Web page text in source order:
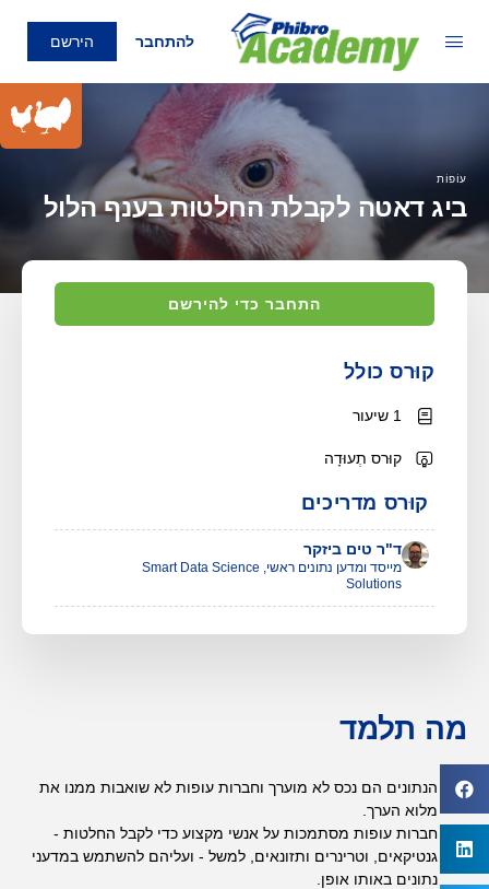
להתחבר הירשם
עוֹפוֹת
ביג דאטה לקבלת החלטות בענף הלול
מה תלמד
הנתונים הם נכס לא מוערך וחברות עופות לא שואבות ממנו את
מלוא הערך.
חברות עופות מסתמכות על אנשי מקצוע כדי לקבל החלטות -
גנטיקאים, וטרינרים ותזונאים, למשל - ועליהם להשתמש במדעני
נתונים באותו אופן.
התחבר כדי להירשם
קוּרס כולל
1 שיעור
קוּרס תְעוּדָה
קוּרס מדריכים
ד"ר טים ביזקר
מייסד ומדען נתונים ראשי, Smart Data Science
Solutions